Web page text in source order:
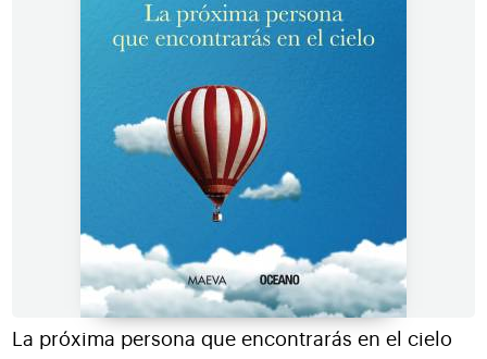
La próxima persona que encontrarás en el cielo